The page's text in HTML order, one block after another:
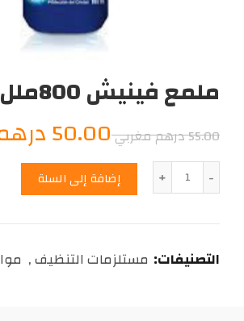
ملمع فينيش 800ملل
55.00درهم مغربيالسعر
الأصلي
هو:
درهم
50.00
الكمية إضافة إلى السلة
التصنيفات: مستلزمات التنظيف,